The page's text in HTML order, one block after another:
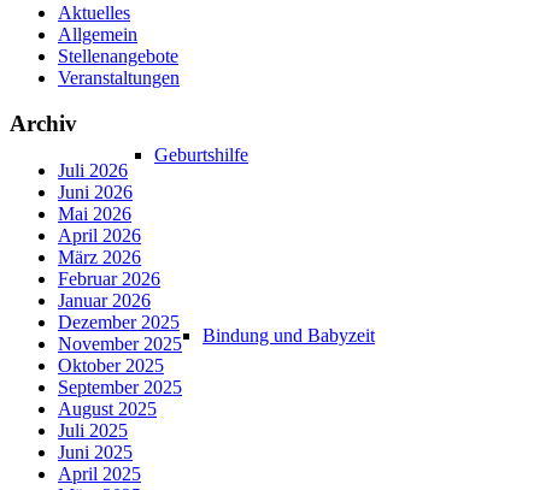
Geburtshilfe
Bindung und Babyzeit
Aktuelles
Allgemein
Stellenangebote
Veranstaltungen
Archiv
Juli 2026
Juni 2026
Mai 2026
April 2026
März 2026
Februar 2026
Januar 2026
Dezember 2025
November 2025
Oktober 2025
September 2025
August 2025
Juli 2025
Juni 2025
April 2025